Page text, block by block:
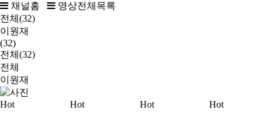
채널홈
영상전체목록
전체(32)
이원재
(32)
전체(32)
전체
이원재
Hot Hot Hot Hot